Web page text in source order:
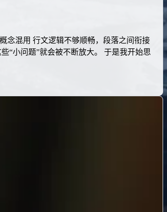
念混用 行文逻辑不够顺畅，段落之间衔接
“小问题”就会被不断放大。 于是我开始思